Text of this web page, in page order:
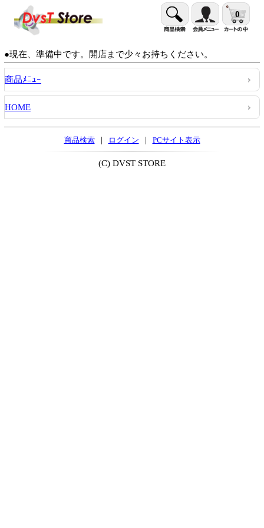
0
●現在、準備中です。開店まで少々お持ちください。
商品ﾒﾆｭｰ
HOME
商品検索 | ログイン | PCサイト表示
(C) DVST STORE